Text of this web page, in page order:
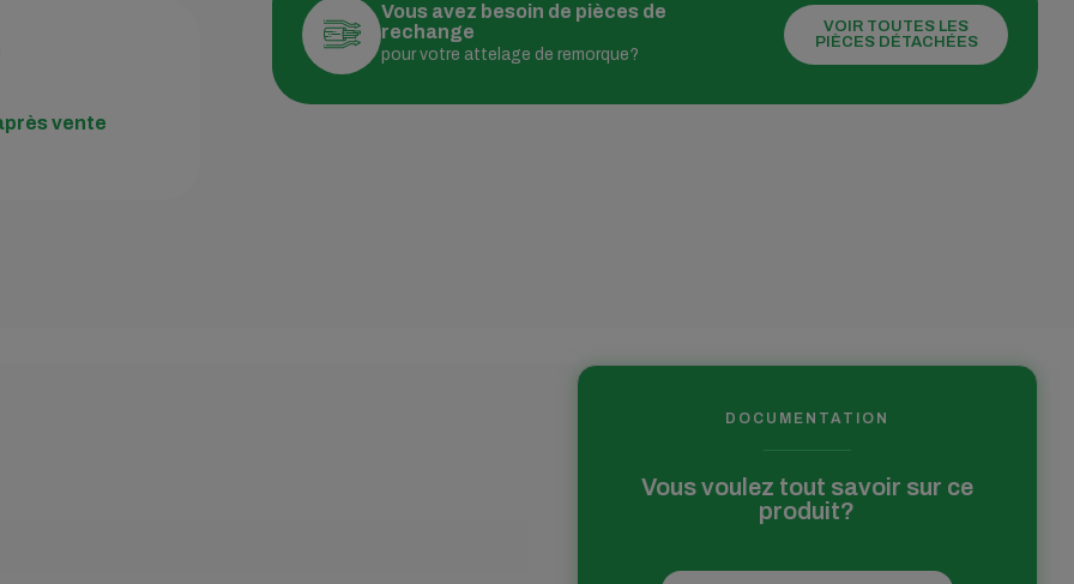
vente
Vous avez besoin de pièces de
rechange
pour votre attelage de remorque?
VOIR TOUTES LES
PIÈCES DÉTACHÉES
DOCUMENTATION
Vous voulez tout savoir sur ce
produit?